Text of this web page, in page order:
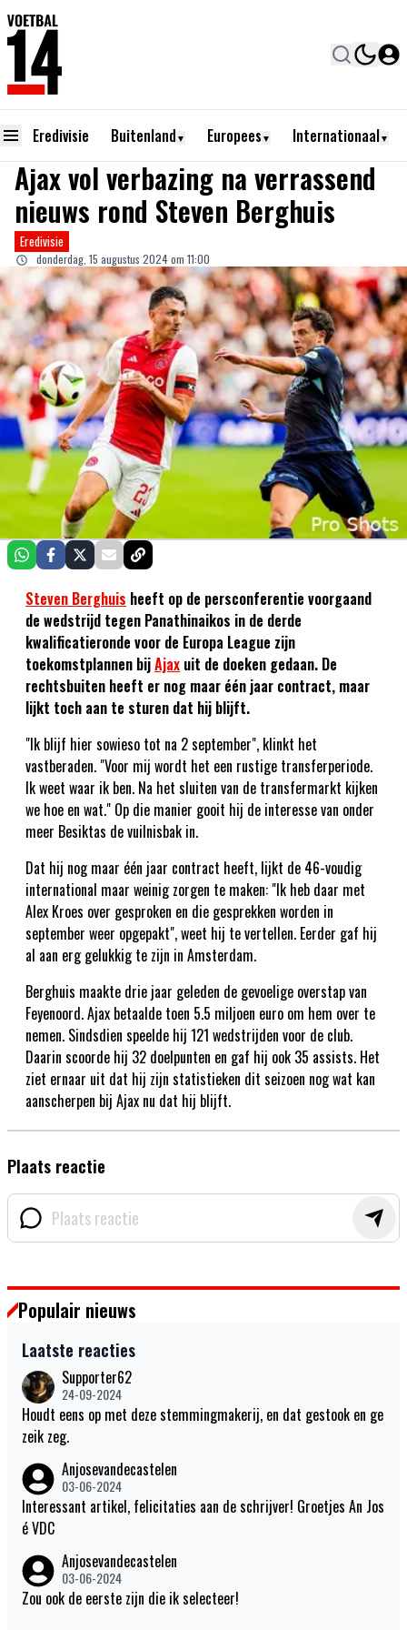
Eredivisie Buitenland ▼ Europees ▼ Internationaal▼
Ajax vol verbazing na verrassend
nieuws rond Steven Berghuis
Eredivisie
donderdag, 15 augustus 2024 om 11:00
Steven Berghuis heeft op de persconferentie voorgaand
de wedstrijd tegen Panathinaikos in de derde
kwalificatieronde voor de Europa League zijn
toekomstplannen bijAjax uit de doeken gedaan. De
rechtsbuiten heeft er nog maar één jaar contract, maar
lijkt toch aan te sturen dat hij blijft.
"Ik blijf hier sowieso tot na 2 september", klinkt het
vastberaden. "Voor mij wordt het een rustige transferperiode.
Ik weet waar ik ben. Na het sluiten van de transfermarkt kijken
we hoe en wat." Op die manier gooit hij de interesse van onder
meer Besiktas de vuilnisbak in.
Dat hij nog maar één jaar contract heeft, lijkt de 46-voudig
international maar weinig zorgen te maken: "Ik heb daar met
Alex Kroes over gesproken en die gesprekken worden in
september weer opgepakt", weet hij te vertellen. Eerder gaf hij
al aan erg gelukkig te zijn in Amsterdam.
Berghuis maakte drie jaar geleden de gevoelige overstap van
Feyenoord. Ajax betaalde toen 5.5 miljoen euro om hem over te
nemen. Sindsdien speelde hij 121 wedstrijden voor de club.
Daarin scoorde hij 32 doelpunten en gaf hij ook 35 assists. Het
ziet ernaar uit dat hij zijn statistieken dit seizoen nog wat kan
aanscherpen bij Ajax nu dat hij blijft.
Plaats reactie
Populair nieuws
Laatste reacties
Supporter62
24-09-2024
Houdt eens op met deze stemmingmakerij, en dat gestook en ge
zeik zeg.
Anjosevandecastelen
03-06-2024
Interessant artikel, felicitaties aan de schrijver! Groetjes An Jos
é VDC
Anjosevandecastelen
03-06-2024
Zou ook de eerste zijn die ik selecteer!